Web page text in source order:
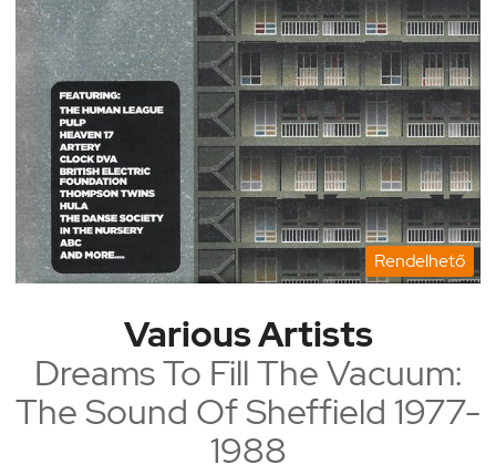
Rendelhető
Various Artists
Dreams To Fill The Vacuum:
The Sound Of Sheffield 1977-
1988